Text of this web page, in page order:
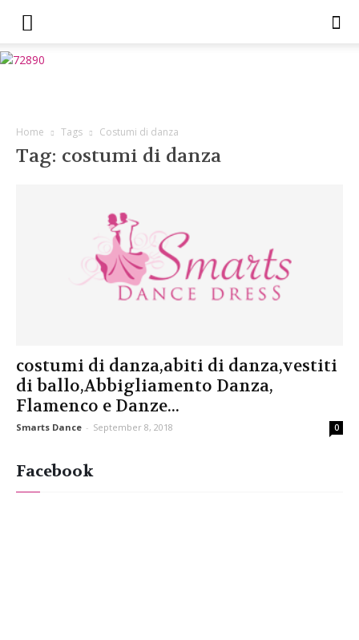
Home Tags Costumi di danza
Tag: costumi di danza
costumi di danza,abiti di danza,vestiti
di ballo,Abbigliamento Danza,
Flamenco e Danze...
Smarts Dance - September 8, 2018 0
Facebook